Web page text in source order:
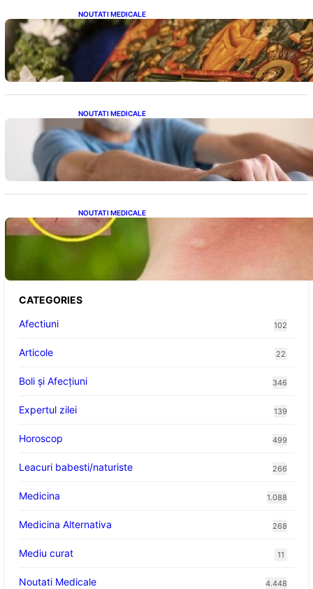
NOUTATI MEDICALE
Postul Adormirii Maicii Domnului: Tradiții,
Superstiții și Implicații Spiritualitate în 2026
NOUTATI MEDICALE
Îmbunătățirea sănătății cardiovasculare:
Patru exerciții simple pentru reducerea
tensiunii arteriale la domiciliu
NOUTATI MEDICALE
Cum bacteriile pielii influențează atracția
țânțarilor: O nouă viziune asupra alegerii
CATEGORIES
Afectiuni
102
Articole 22
Boli și Afecțiuni 346
Expertul zilei 139
Horoscop 499
Leacuri babesti/naturiste 266
Medicina 1.088
Medicina Alternativa 268
Mediu curat 11
Noutati Medicale 4.448